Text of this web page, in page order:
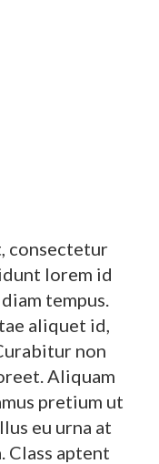
consectetur
lorem id
tempus.
aliquet id,
non
Aliquam
pretium ut
eu urna at
Class aptent